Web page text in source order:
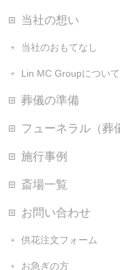
当社の想い
当社のおもてなし
Lin MC Groupについて
葬儀の準備
フューネラル（葬
施行事例
斎場一覧
お問い合わせ
供花注文フォーム
お急ぎの方